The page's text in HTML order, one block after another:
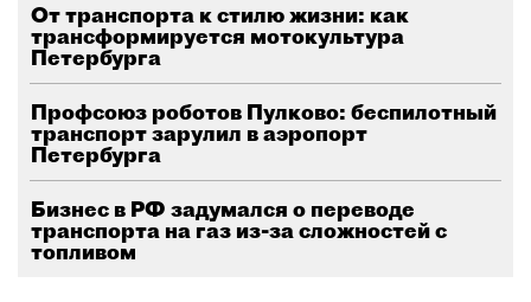
От транспорта к стилю жизни: как
трансформируется мотокультура
Петербурга
Профсоюз роботов Пулково: беспилотный
транспорт зарулил в аэропорт
Петербурга
Бизнес в РФ задумался о переводе
транспорта на газ из-за сложностей с
топливом